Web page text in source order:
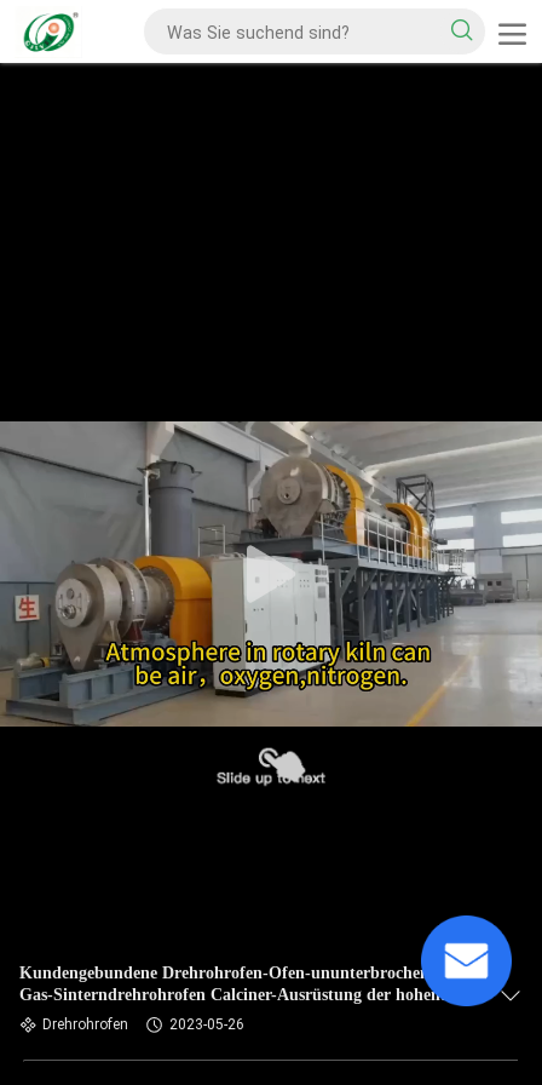
Kundengebundene Drehrohrofen-Ofen-ununterbrochene
Gas-Sinterndrehrohrofen Calciner-Ausrüstung der hohen
Temperatur
Drehrohrofen 2023-05-26